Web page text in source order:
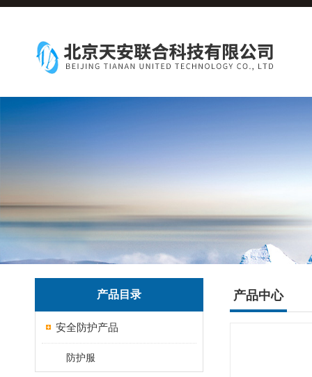
产品目录
安全防护产品
防护服
产品中心